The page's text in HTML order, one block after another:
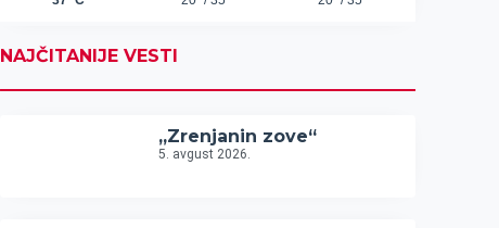
NAJČITANIJE VESTI
„Zrenjanin zove“
5. avgust 2026.